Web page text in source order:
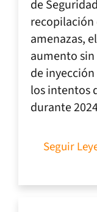
de
amenazas,
aumento
de
los intentos
durante
Seguir